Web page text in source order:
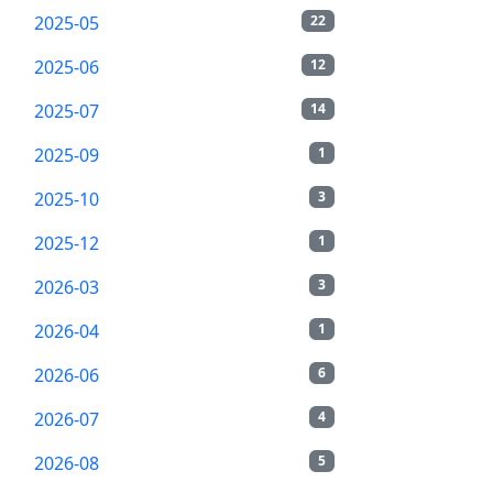
22
2025-05
12
2025-06
14
2025-07
1
2025-09
3
2025-10
1
2025-12
3
2026-03
1
2026-04
6
2026-06
4
2026-07
5
2026-08